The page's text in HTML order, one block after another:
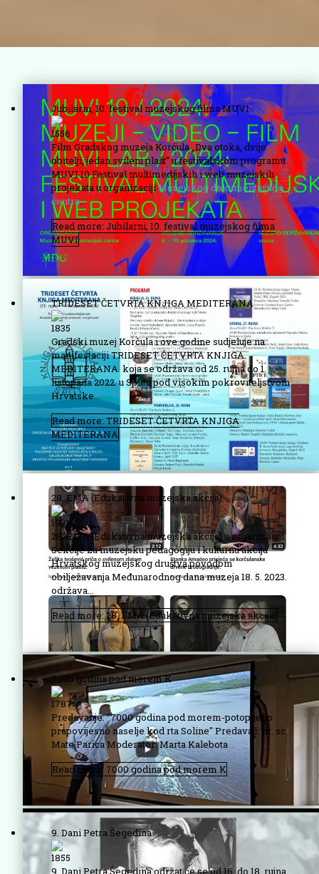
Jubilarni, 10. festival muzejskog filma MUVI
1556
Film Gradskog muzeja Korčula „Dva otoka, dvije
obitelji, jedan svileni plašt" u festivalskom programu
MUVI 10 Festival multimedijskih i web muzejskih
projekata u organizacijiMuzejskog dokumentarnog
centra...
Read more: Jubilarni, 10. festival muzejskog filma
MUVI
TRIDESET ČETVRTA KNJIGA MEDITERANA
1835
Gradski muzej Korčula i ove godine sudjeluje na
manifestaciji TRIDESET ČETVRTA KNJIGA
MEDITERANA koja se održava od 25. rujna do 1.
listopada 2022. u Splitu pod visokim pokroviteljstvom
Hrvatske...
Read more: TRIDESET ČETVRTA KNJIGA
MEDITERANA
28. EMA (Edukativna muzejska akcija)
1931
28. EMA (Edukativna muzejska akcija) u organizaciji
Sekcije za muzejsku pedagogiju i kulturnu akciju
Hrvatskog muzejskog društva povodom
obilježavanja Međunarodnog dana muzeja 18. 5. 2023.
održava...
Read more: 28. EMA (Edukativna muzejska akcija)
7000 godina pod morem K
1787
Predavanje: "7000 godina pod morem-potopljeno
prapovijesno naselje kod rta Soline" Predavač: dr. sc.
Mate Parica Moderator: Marta Kalebota
Read more: 7000 godina pod morem K
9. Dani Petra Šegedina
1855
9. Dani Petra Šegedina održat će se od 16. do 18. rujna